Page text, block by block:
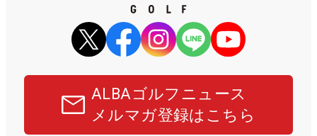
ALBAゴルフニュース
メルマガ登録はこちら